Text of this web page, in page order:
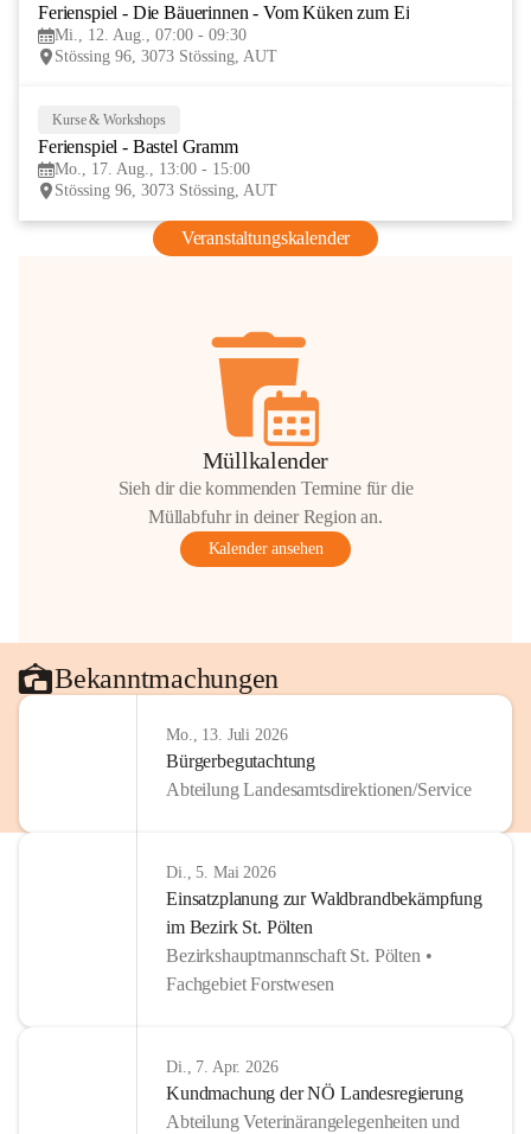
Ferienspiel - Die Bäuerinnen - Vom Küken zum Ei
Mi., 12. Aug., 07:00 - 09:30
Stössing 96, 3073 Stössing, AUT
Kurse & Workshops
Ferienspiel - Bastel Gramm
Mo., 17. Aug., 13:00 - 15:00
Stössing 96, 3073 Stössing, AUT
Veranstaltungskalender
Müllkalender
Sieh dir die kommenden Termine für die
Müllabfuhr in deiner Region an.
Kalender ansehen
Bekanntmachungen
Mo., 13. Juli 2026
Bürgerbegutachtung
Abteilung Landesamtsdirektionen/Service
Di., 5. Mai 2026
Einsatzplanung zur Waldbrandbekämpfung
im Bezirk St. Pölten
Bezirkshauptmannschaft St. Pölten •
Fachgebiet Forstwesen
Di., 7. Apr. 2026
Kundmachung der NÖ Landesregierung
Abteilung Veterinärangelegenheiten und